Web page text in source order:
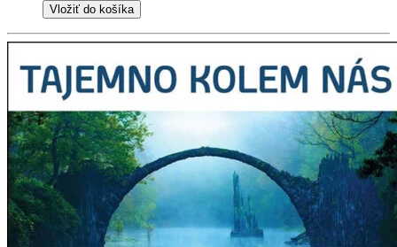
Vložiť do košíka